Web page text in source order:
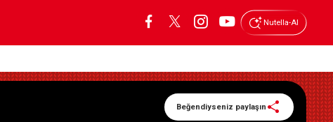
Nutella-AI
Beğendiyseniz paylaşın